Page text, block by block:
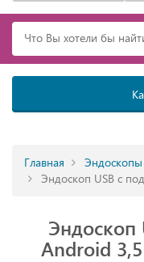
Главная
Эндоскопы
Эндоскоп USB с
Эндоскоп
Android